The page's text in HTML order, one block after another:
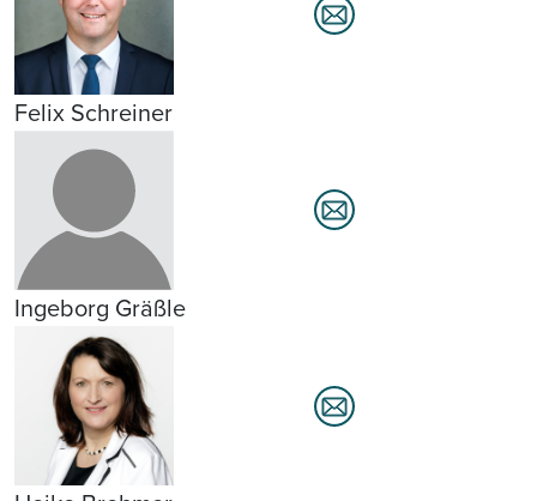
Felix Schreiner
Ingeborg Gräßle